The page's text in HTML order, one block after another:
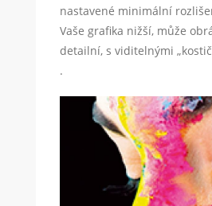
nastavené minimální
Vaše grafika nižší, může
detailní, s viditelnými
.